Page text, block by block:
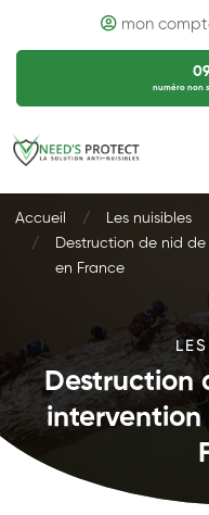
mon
numéro non
Accueil
Les nuisibles
Destruction de nid
en France
Destruction